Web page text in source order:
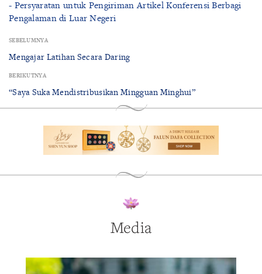
- Persyaratan untuk Pengiriman Artikel Konferensi Berbagi
Pengalaman di Luar Negeri
SEBELUMNYA
Mengajar Latihan Secara Daring
BERIKUTNYA
“Saya Suka Mendistribusikan Mingguan Minghui”
Media